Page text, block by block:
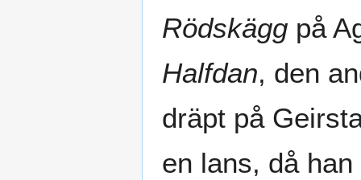
Rödskägg på
Halfdan, den
dräpt på
en lans, då